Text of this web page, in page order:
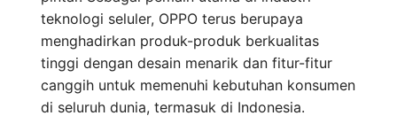
teknologi seluler, OPPO terus berupaya
menghadirkan produk-produk berkualitas
tinggi dengan desain menarik dan fitur-fitur
canggih untuk memenuhi kebutuhan konsumen
di seluruh dunia, termasuk di Indonesia.